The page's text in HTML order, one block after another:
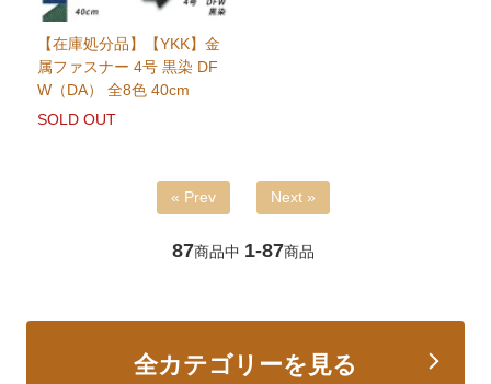
【在庫処分品】【YKK】金
属ファスナー 4号 黒染 DF
W（DA） 全8色 40cm
SOLD OUT
« Prev Next »
87商品中 1-87商品
全カテゴリーを見る